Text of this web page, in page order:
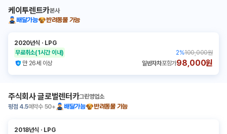
케이투렌트카본사
배달가능
반려동물 가능
2020년식 ㆍ LPG
무료취소(1시간 이내) 2%100,000원
만 26세 이상
일반자차포함가98,000원
주식회사 글로벌렌터카그린영업소
평점 4.5예약수 50+ 배달가능 반려동물 가능
2018년식 ㆍ LPG